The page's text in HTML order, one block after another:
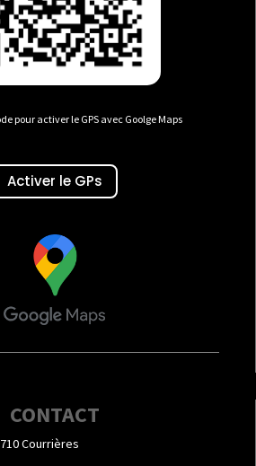
pour activer le GPS avec Goolge Maps
Activer le GPs
CONTACT
Courrières